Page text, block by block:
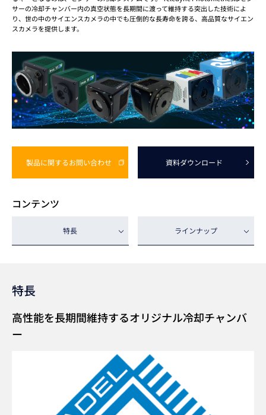
サーの冷却チャンバー内の真空状態を長期間に渡って維持する突出した技術によ
り、世の中のサイエンスカメラの中でも圧倒的な長寿命を誇る、高品質なサイエン
スカメラを提供します。
製品に関するお問い合わせ 資料ダウンロード
コンテンツ
特長 ラインナップ
特長
高性能を長期間維持するオリジナル冷却チャンバ
ー